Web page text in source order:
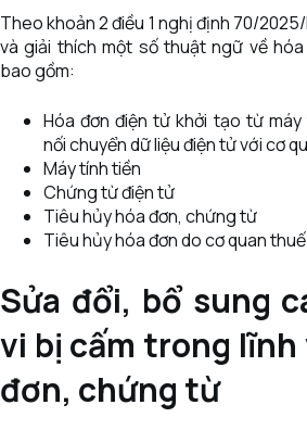
Theo khoản 2 điều 1 nghị định 70/
và giải thích một số thuật ngữ về
bao gồm:
Hóa đơn điện tử khởi tạo từ
nối chuyển dữ liệu điện tử với cơ
Máy tính tiền
Chứng từ điện tử
Tiêu hủy hóa đơn, chứng từ
Tiêu hủy hóa đơn do cơ quan
Sửa đổi, bổ sung
vi bị cấm trong lĩnh
đơn, chứng từ